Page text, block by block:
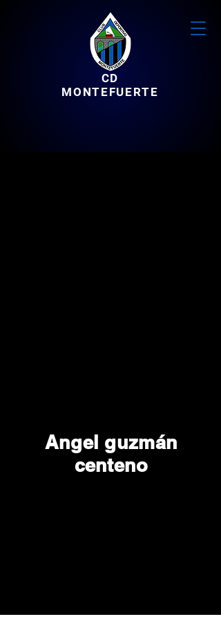
CD
MONTEFUERTE
Angel guzmán
centeno